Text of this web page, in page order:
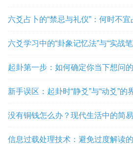
六爻占卜的“禁忌与礼仪”：何时不
六爻学习中的“卦象记忆法”与“实战
起卦第一步：如何确定你当下想问
新手误区：起卦时“静爻”与“动爻”的
没有铜钱怎么办？现代生活中的简
信息过载处理技术：避免过度解读